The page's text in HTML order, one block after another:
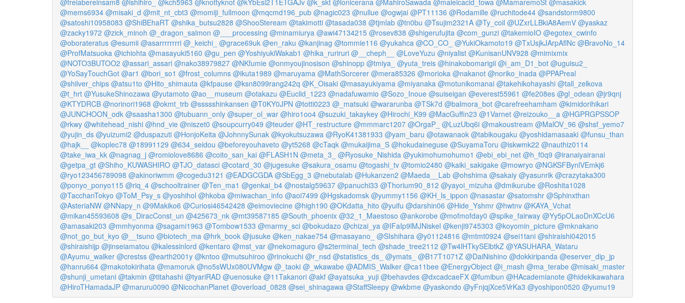
@freiabereinsam8 @ishihiro_ @kch5963 @knottyknot @kYbEsi2T1ETGAJv @k_skt @lonicerana @MahiroSawada @maleicacid_towa @MamaremoSt @masakick
@mems6934 @misaki_d @mit_nt_cbt3 @momiji_fullmoon @mqcmd196_pub @nagic023 @nullue @ogwjai @PT11136 @Rodamille @ruchitode44 @sandstorm9800
@satoshi10958083 @ShiBEhaRT @shika_butsu2828 @ShooSteream @takimotti @tasada038 @tjmlab @tn0bu @Tsujim2321A @Ty_coil @UZxrLLBkiA8AemV @yaskaz
@zacky1972 @zick_minoh @_dragon_salmon @___processing @minamiurya @awi47134215 @rosev838 @shigerufujita @com_gunzi @takemioIO @egotex_cwinfo
@oborateratus @esumii @asarrrrrrrri @_keichi_ @grace69uk @en_raku @kanjinag @tommie116 @yukahca @CO_CO_ @YukiOkamoto19 @TxUsjkJArpAflNc @BravoNo_14
@ProfMatsuoka @ichiohta @masayuki5160 @gu_pen @YoshiyukiWakab1 @hika_ruriruri @__cheph__ @LoveYuzu @niyalist @KunisanUNV928 @mimixmix
@NOTO3BUTOO2 @assari_assari @nako38979827 @NKfumie @onmyoujinosison @shinopp @tmiya_ @yuta_treis @hinakobomarigii @i_am_D1_bot @uguisu2_
@YoSayTouchGot @ar1 @bori_so1 @frost_columns @ikuta1989 @maruyama @MathSorcerer @mera85326 @morioka @nakanot @noriko_inada @PPAPreal
@shilver_chips @atsu1to @Hito_shimauta @kfpause @ksn8099rang242q @K_Oisaki @masayukiyama @miyanaka @motunikomanai @takehikohayashi @tall_zelkova
@t_hrt @YusukeShinozawa @yutamoto @ao__museum @otakazu @Euclid_1223 @nadafuwamio @Sozo_Inoue @suiseigan @everest55961 @fe208es @gl_odean @jr9qnj
@KTYDRCB @norinori1968 @okmt_trb @ssssshinkansen @T0KY0JPN @totti0223 @_matsuki @wararunba @TSk7d @balmora_bot @carefreehamham @kimidorihikari
@JUNCHOON_odk @saasha1300 @tubuann_only @super_ol_war @hiro1oo4 @suzuki_takaykey @Hirochi_K99 @MacGuffin23 @1Varnet @reizouko__a @HGPRGPSSOP
@rkwy @whitehead_nishi @hnd_vie @niszet0 @soupcurry049 @teuder @HT_restructure @mmmarc1207 @OrgaP_ @LuzUbq6i @makoustream @MalOV_96 @shsf_yemo7
@yujin_ds @yuizumi2 @duspazuti @HonjoKeita @JohnnySunak @kyokutsuzawa @RyoK41381933 @yam_baru @otawanaok @tabikougaku @yoshidamasaaki @funsu_than
@hajk__
@koplec78 @18991129 @634_seidou @beforeyouhaveto @yt5268 @cTaqk @mukaijima_S @hokudaineguse @SuyamaToru @iskwmk22 @nauthiz0114
@take_iwa_kk @nagnag_j @romiolove8686 @coito_san_kai @FLASH1N @meta_3_ @Ryosuke_Nishida @yukimohumohumo1 @ebi_ebi_net @h_f0q9 @iranaiyairanai
@getpa_gt @Shiho_KUWASHIRO @TJO_datasci @cotard_30 @jugesuke @sakura_osamu @togashi_tv @tomio2480 @kaiki_sakigake @mowryo @NGKSFBynlVEmkj6
@ryo123456789098 @akinoriwmm @cogedu3121 @EADGCGDA @SbEgg_3 @nebutalab @Hukanzen2 @Maeda__Lab @ohshima @sakaiy @yasunrik @crazytaka300
@ponyo_ponyo115 @riq_4 @schooltrainer @Ten_ma1 @genkai_b4 @nostalg59637 @panuchi33 @Thorium90_812 @yayoi_mizuha @dmikurube @Roshita1028
@TacchanTokyo @ToM_Psy_s @yoshihol @hkoba @miwachan_info @aoi7499 @Hgskadomsk @yummy1156 @KH_ls_ippon @nasastar @satomshr @Sphinxthan
@AsteriaNW @NNapy_n @9Makiko6 @Curiosi46542428 @eimoviecine @high190 @OKdatta_hito @yuifu @darshin06 @Hide_Yshmr @hwtnv @KAYA_Vchat
@mikan45593608 @s_DiracConst_un @425673_nk @mt39587185 @South_phoenix @32_1_Maestoso @ankorobe @mofmofday0 @spike_fairway @Yy5pOLaoDnXCcU6
@amasaki203 @mmhyonma @sagami1963 @Tombow1533 @marmy_sci @bokudazo @chizai_ya @IFaIp9lMJNiskel @kenji9745303 @koyomin_picture @mknakano
@not_go_but_kyo @__tsuno @biotech_ma @hrk_book @jusuke @ken_nakae754 @masayano_ @SIshihara @y01124816 @mtmt0924 @sei1tani @shiraishi042015
@shiraishijp @jinseiamatou @kalessinlord @kentaro @mst_var @nekomaguro @s2terminal_tech @shade_tree2112 @Tw4lHTkySElbtkZ @YASUHARA_Wataru
@Ayumu_walker @crestss @earth2001y @kntoo @mutsuhiroo @rinokuchi @r_nsd @statistics_ds_ @ymats_ @B17T1071Z @DaiNishino @dokkiripanda @eserver_dip_jp
@hanru664 @makotokirihata @mamoruk @no5sWUx080UVMgw @_taoki @_wkawabe @ADMIS_Walker @ca11bee @EnergyObject @i_mash @ma_terabe @misaki_master
@shunji_umetani @takmin @titahashi @tyariRAD @uenosuke @11Takanori @akf @ayatsuka_yuji @behavdes @dxcadcaeFX @fumibun @HAcademianote @hidekikawahara
@HiroTHamadaJP @maruru0090 @NicochanPlanet @overload_0828 @sei_shinagawa @StaffSleepy @wkbme @yaskondo @yFnjqjXce5VrKa3 @yoshipon0520 @yumu19